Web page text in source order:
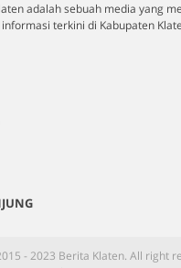
adalah sebuah media yang
terkini di Kabupaten
- 2023 Berita Klaten. All right